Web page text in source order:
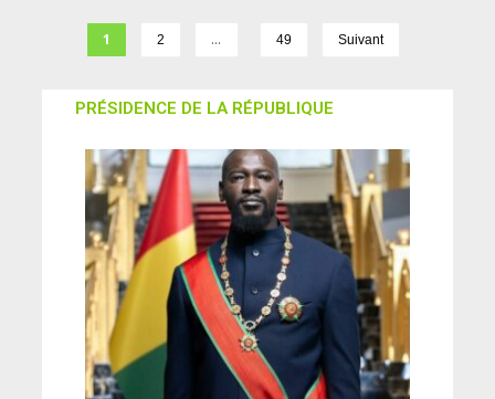
1 2 … 49 Suivant
PRÉSIDENCE DE LA RÉPUBLIQUE